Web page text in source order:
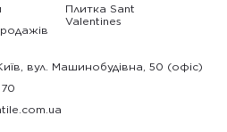
Плитка Sant
Valentines
вул. Машинобудівна, 50 (офіс)